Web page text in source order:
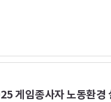
게임종사자 노동환경